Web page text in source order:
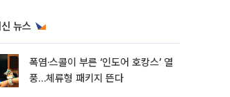
뉴스
폭염·스콜이 부른 ‘인도어 호캉스’ 열
풍…체류형 패키지 뜬다